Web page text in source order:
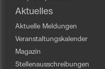
Aktuelles
Aktuelle Meldungen
Veranstaltungskalender
Magazin
Stellenausschreibungen